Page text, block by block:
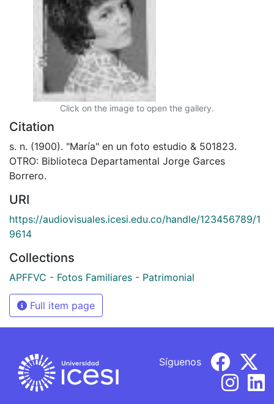
Click on the image to open the gallery.
Citation
s. n. (1900). "María" en un foto estudio & 501823.
OTRO: Biblioteca Departamental Jorge Garces
Borrero.
URI
https://audiovisuales.icesi.edu.co/handle/123456789/1
9614
Collections
APFFVC - Fotos Familiares - Patrimonial
Full item page
Síguenos